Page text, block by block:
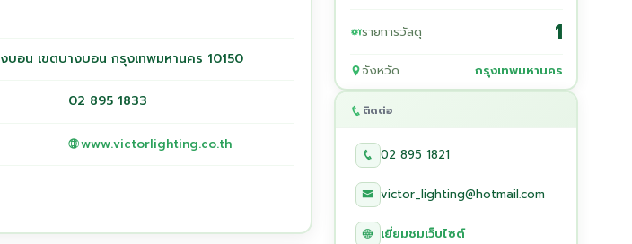
อน เขตบางบอน กรุงเทพมหานคร 10150
02 895 1833
www.victorlighting.co.th
รายการวัสดุ 1
จังหวัด กรุงเทพมหานคร
ติดต่อ
02 895 1821
victor_lighting@hotmail.com
เยี่ยมชมเว็บไซต์